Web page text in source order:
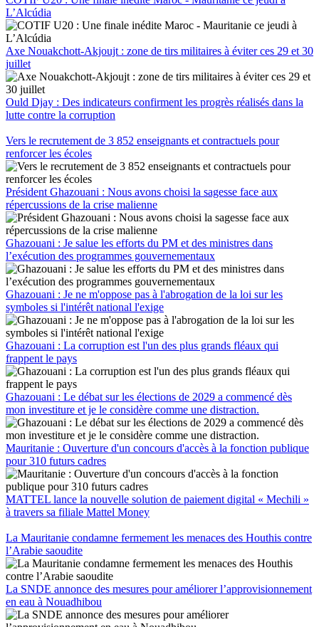
L’Alcúdia
Axe Nouakchott-Akjoujt : zone de tirs militaires à éviter ces 29 et 30
juillet
Ould Djay : Des indicateurs confirment les progrès réalisés dans la
lutte contre la corruption
Vers le recrutement de 3 852 enseignants et contractuels pour
renforcer les écoles
Président Ghazouani : Nous avons choisi la sagesse face aux
répercussions de la crise malienne
Ghazouani : Je salue les efforts du PM et des ministres dans
l’exécution des programmes gouvernementaux
Ghazouani : Je ne m'oppose pas à l'abrogation de la loi sur les
symboles si l'intérêt national l'exige
Ghazouani : La corruption est l'un des plus grands fléaux qui
frappent le pays
Ghazouani : Le débat sur les élections de 2029 a commencé dès
mon investiture et je le considère comme une distraction.
Mauritanie : Ouverture d'un concours d'accès à la fonction publique
pour 310 futurs cadres
MATTEL lance la nouvelle solution de paiement digital « Mechili »
à travers sa filiale Mattel Money
La Mauritanie condamne fermement les menaces des Houthis contre
l’Arabie saoudite
La SNDE annonce des mesures pour améliorer l’approvisionnement
en eau à Nouadhibou